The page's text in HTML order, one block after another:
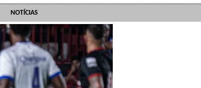
NOTÍCIAS